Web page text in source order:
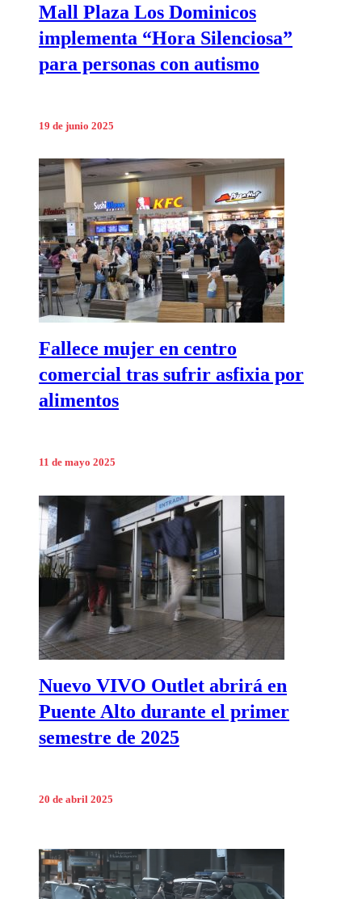
Mall Plaza Los Dominicos
implementa “Hora Silenciosa”
para personas con autismo
19 de junio 2025
Fallece mujer en centro
comercial tras sufrir asfixia por
alimentos
11 de mayo 2025
Nuevo VIVO Outlet abrirá en
Puente Alto durante el primer
semestre de 2025
20 de abril 2025